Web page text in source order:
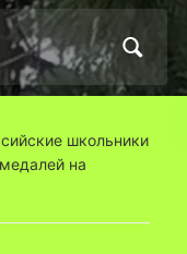
школьники
на